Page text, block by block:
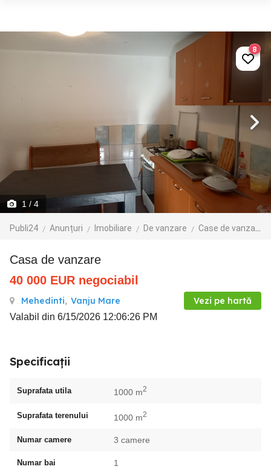
1/ 4
Publi24 Anunțuri Imobiliare De vanzare Case de vanzare
8
Casa de vanzare
40 000 EUR negociabil
Mehedinti, Vanju Mare Vezi pe hartă
Valabil din 6/15/2026 12:06:26 PM
Specificații
Suprafata utila 1000 m2
Suprafata terenului 1000 m2
Numar camere 3 camere
Numar bai 1